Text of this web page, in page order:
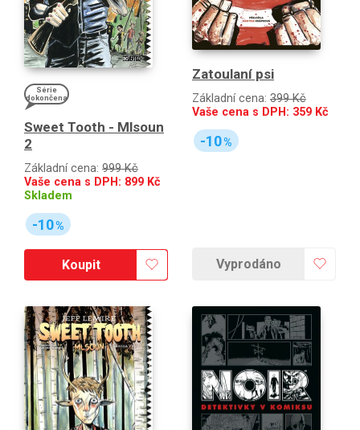
Série
dokončena
Sweet Tooth - Mlsoun
2
Základní cena: 999 Kč
Vaše cena s DPH: 899 Kč
Skladem
-10%
Koupit
Zatoulaní psi
Základní cena: 399 Kč
Vaše cena s DPH: 359 Kč
-10%
Vyprodáno